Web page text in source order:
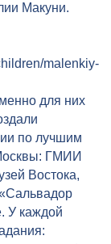
Макуни.
malenkiy-
для них
по лучшим
ГМИИ
Востока,
У каждой